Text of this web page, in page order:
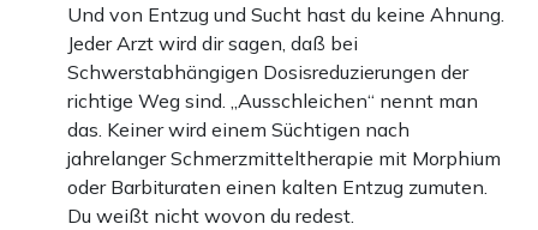
Und von Entzug und Sucht hast du keine Ahnung.
Jeder Arzt wird dir sagen, daß bei
Schwerstabhängigen Dosisreduzierungen der
richtige Weg sind. „Ausschleichen“ nennt man
das. Keiner wird einem Süchtigen nach
jahrelanger Schmerzmitteltherapie mit Morphium
oder Barbituraten einen kalten Entzug zumuten.
Du weißt nicht wovon du redest.